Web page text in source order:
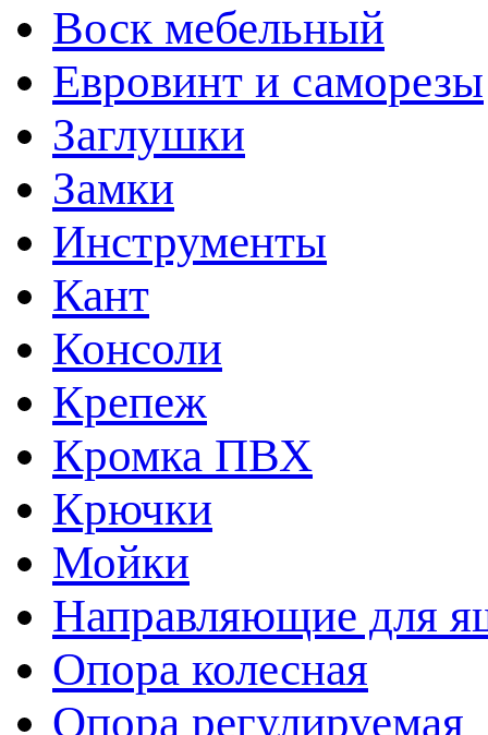
Воск мебельный
Евровинт и саморезы
Заглушки
Замки
Инструменты
Кант
Консоли
Крепеж
Кромка ПВХ
Крючки
Мойки
Направляющие для
Опора колесная
Опора регулируемая